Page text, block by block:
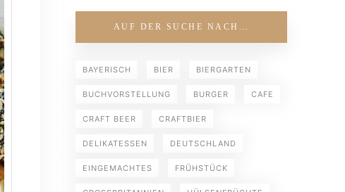
AUF DER SUCHE NACH…
BAYERISCH BIER BIERGARTEN
BUCHVORSTELLUNG BURGER CAFE
CRAFT BEER CRAFTBIER
DELIKATESSEN DEUTSCHLAND
EINGEMACHTES FRÜHSTÜCK